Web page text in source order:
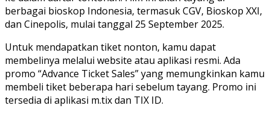
berbagai bioskop Indonesia, termasuk CGV, Bioskop XXI,
dan Cinepolis, mulai tanggal 25 September 2025.
Untuk mendapatkan tiket nonton, kamu dapat
membelinya melalui website atau aplikasi resmi. Ada
promo “Advance Ticket Sales” yang memungkinkan kamu
membeli tiket beberapa hari sebelum tayang. Promo ini
tersedia di aplikasi m.tix dan TIX ID.